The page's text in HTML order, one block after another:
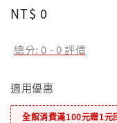
Regular
NT$ 0
總分:0 -0評價
適用優惠
全館消費滿100元贈1元